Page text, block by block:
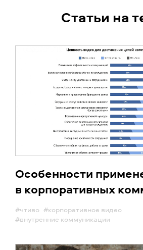
Статьи на
Особенности
в корпоративных
#чтиво #корпоративное видео
#внутренние коммуникации